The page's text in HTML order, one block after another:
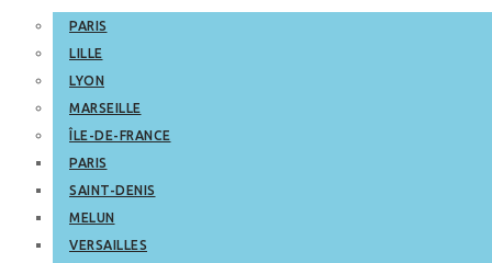
PARIS
LILLE
LYON
MARSEILLE
ÎLE-DE-FRANCE
PARIS
SAINT-DENIS
MELUN
VERSAILLES